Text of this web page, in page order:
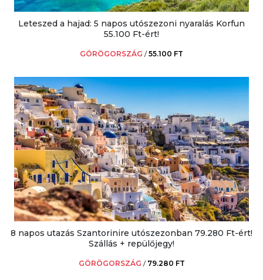
Leteszed a hajad: 5 napos utószezoni nyaralás Korfun
55.100 Ft-ért!
GÖRÖGORSZÁG /55.100 FT
8 napos utazás Szantorinire utószezonban 79.280 Ft-ért!
Szállás + repülőjegy!
GÖRÖGORSZÁG / 79.280 FT